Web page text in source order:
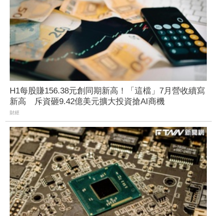
H1每股賺156.38元創同期新高！「這檔」7月營收續寫
新高 斥資砸9.42億美元擴大投資搶AI商機
財經